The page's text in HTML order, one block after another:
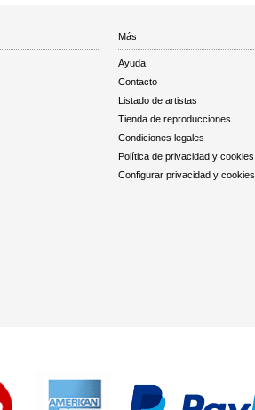
Más
Ayuda
Contacto
Listado de artistas
Tienda de reproducciones
Condiciones legales
Política de privacidad y cookies
Configurar privacidad y cookies